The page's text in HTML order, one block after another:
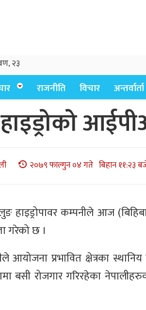
२३
राजनीति विचार अन्तर्वार्ता
२०७९ फाल्गुन ०४ गते बिहान ११:२३
हाइड्रोपावर कम्पनीले आज
गरेको छ ।
प्रभावित क्षेत्रका
बसी रोजगार गरिरहेका